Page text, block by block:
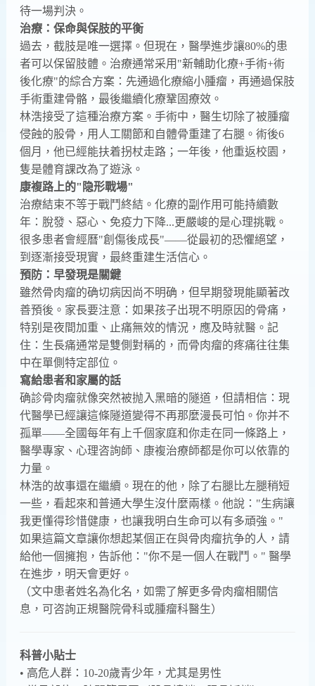
待一場判決。
治療：保命與保肢的平衡
過去，截肢是唯一選擇。但現在，醫學進步讓80%的患
者可以保留肢體。治療通常采用"新輔助化療+手術+術
後化療"的綜合方案：先通過化療縮小腫瘤，再通過保肢
手術重建骨骼，最後繼續化療鞏固療效。
林浩接受了這種治療方案。手術中，醫生切除了被腫瘤
侵蝕的股骨，用人工關節和自體骨重建了右腿。術後6
個月，他已經能扶着拐杖走路；一年後，他重返校園，
隻是體育課改為了遊泳。
康複路上的"隐形戰場"
治療結束不等于戰鬥終結。化療的副作用可能持續數
年：脫發、惡心、免疫力下降...更嚴峻的是心理挑戰。
很多患者會經曆"創傷後成長"——從最初的恐懼絕望，
到逐漸接受現實，最終重建生活信心。
預防：早發現是關鍵
雖然骨肉瘤的确切病因尚不明确，但早期發現能顯著改
善預後。家長要注意：如果孩子出現不明原因的骨痛，
特别是夜間加重、止痛無效的情況，應及時就醫。記
住：生長痛通常是雙側對稱的，而骨肉瘤的疼痛往往集
中在單側特定部位。
寫給患者和家屬的話
确診骨肉瘤就像突然被抛入黑暗的隧道，但請相信：現
代醫學已經讓這條隧道變得不再那麼漫長可怕。你并不
孤單——全國每年有上千個家庭和你走在同一條路上，
醫學專家、心理咨詢師、康複治療師都是你可以依靠的
力量。
林浩的故事還在繼續。現在的他，除了右腿比左腿稍短
一些，看起來和普通大學生沒什麼兩樣。他說："生病讓
我更懂得珍惜健康，也讓我明白生命可以有多頑強。"
如果這篇文章讓你想起某個正在與骨肉瘤抗争的人，請
給他一個擁抱，告訴他："你不是一個人在戰鬥。" 醫學
在進步，明天會更好。
（文中患者姓名為化名，如需了解更多骨肉瘤相關信
息，可咨詢正規醫院骨科或腫瘤科醫生）
科普小貼士
• 高危人群：10-20歲青少年，尤其是男性